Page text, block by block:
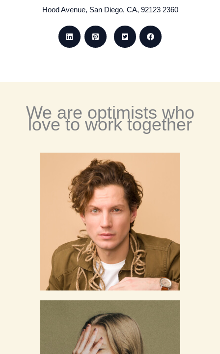
2360 Hood Avenue, San Diego, CA, 92123
We are optimists who
love to work together